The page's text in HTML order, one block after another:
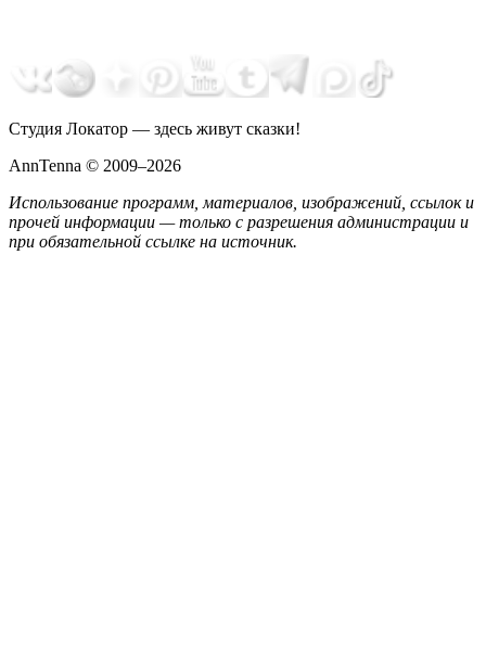
Студия Локатор — здесь живут сказки!
AnnTenna © 2009–2026
Использование программ, материалов, изображений, ссылок и
прочей информации — только с разрешения администрации и
при обязательной ссылке на источник.